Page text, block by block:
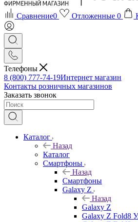
Сравнение0 Отложенные 0
Телефоны
8 (800) 777-74-19Интернет магазин
Контакты розничных магазинов
Заказать звонок
Каталог
Назад
Каталог
Смартфоны
Назад
Смартфоны
Galaxy Z
Назад
Galaxy Z
Galaxy Z Fold8